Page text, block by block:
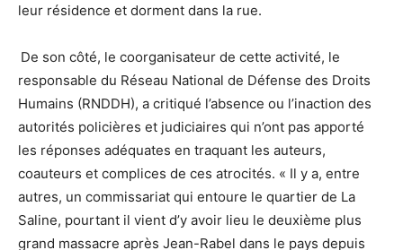
leur résidence et dorment dans la rue.
De son côté, le coorganisateur de cette activité, le
responsable du Réseau National de Défense des Droits
Humains (RNDDH), a critiqué l’absence ou l’inaction des
autorités policières et judiciaires qui n’ont pas apporté
les réponses adéquates en traquant les auteurs,
coauteurs et complices de ces atrocités. « Il y a, entre
autres, un commissariat qui entoure le quartier de La
Saline, pourtant il vient d’y avoir lieu le deuxième plus
grand massacre après Jean-Rabel dans le pays depuis